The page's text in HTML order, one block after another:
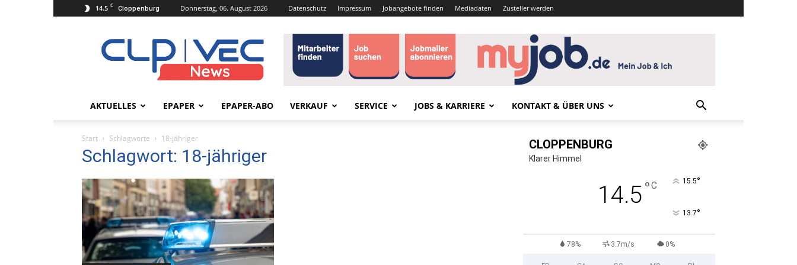
14.5 C Cloppenburg Donnerstag, 06. August 2026 Datenschutz Impressum Jobangebote finden Mediadaten Zusteller werden
clpvecnews.de
AKTUELLES EPAPER EPAPER-ABO VERKAUF SERVICE JOBS & KARRIERE KONTAKT & ÜBER UNS
Start Schlagworte 18-jähriger
Schlagwort: 18-jähriger
CLOPPENBURG
Klarer Himmel
14.5°C 15.5°
13.7°
78% 3.7m/s 0%